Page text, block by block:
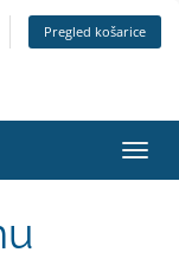
Pregled košarice